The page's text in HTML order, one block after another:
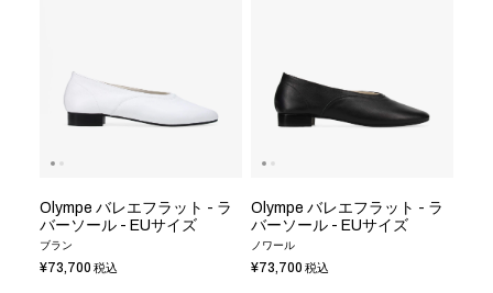
Olympe バレエフラット - ラ
バーソール - EUサイズ
ブラン
¥73,700 税込
Olympe バレエフラット - ラ
バーソール - EUサイズ
ノワール
¥73,700 税込